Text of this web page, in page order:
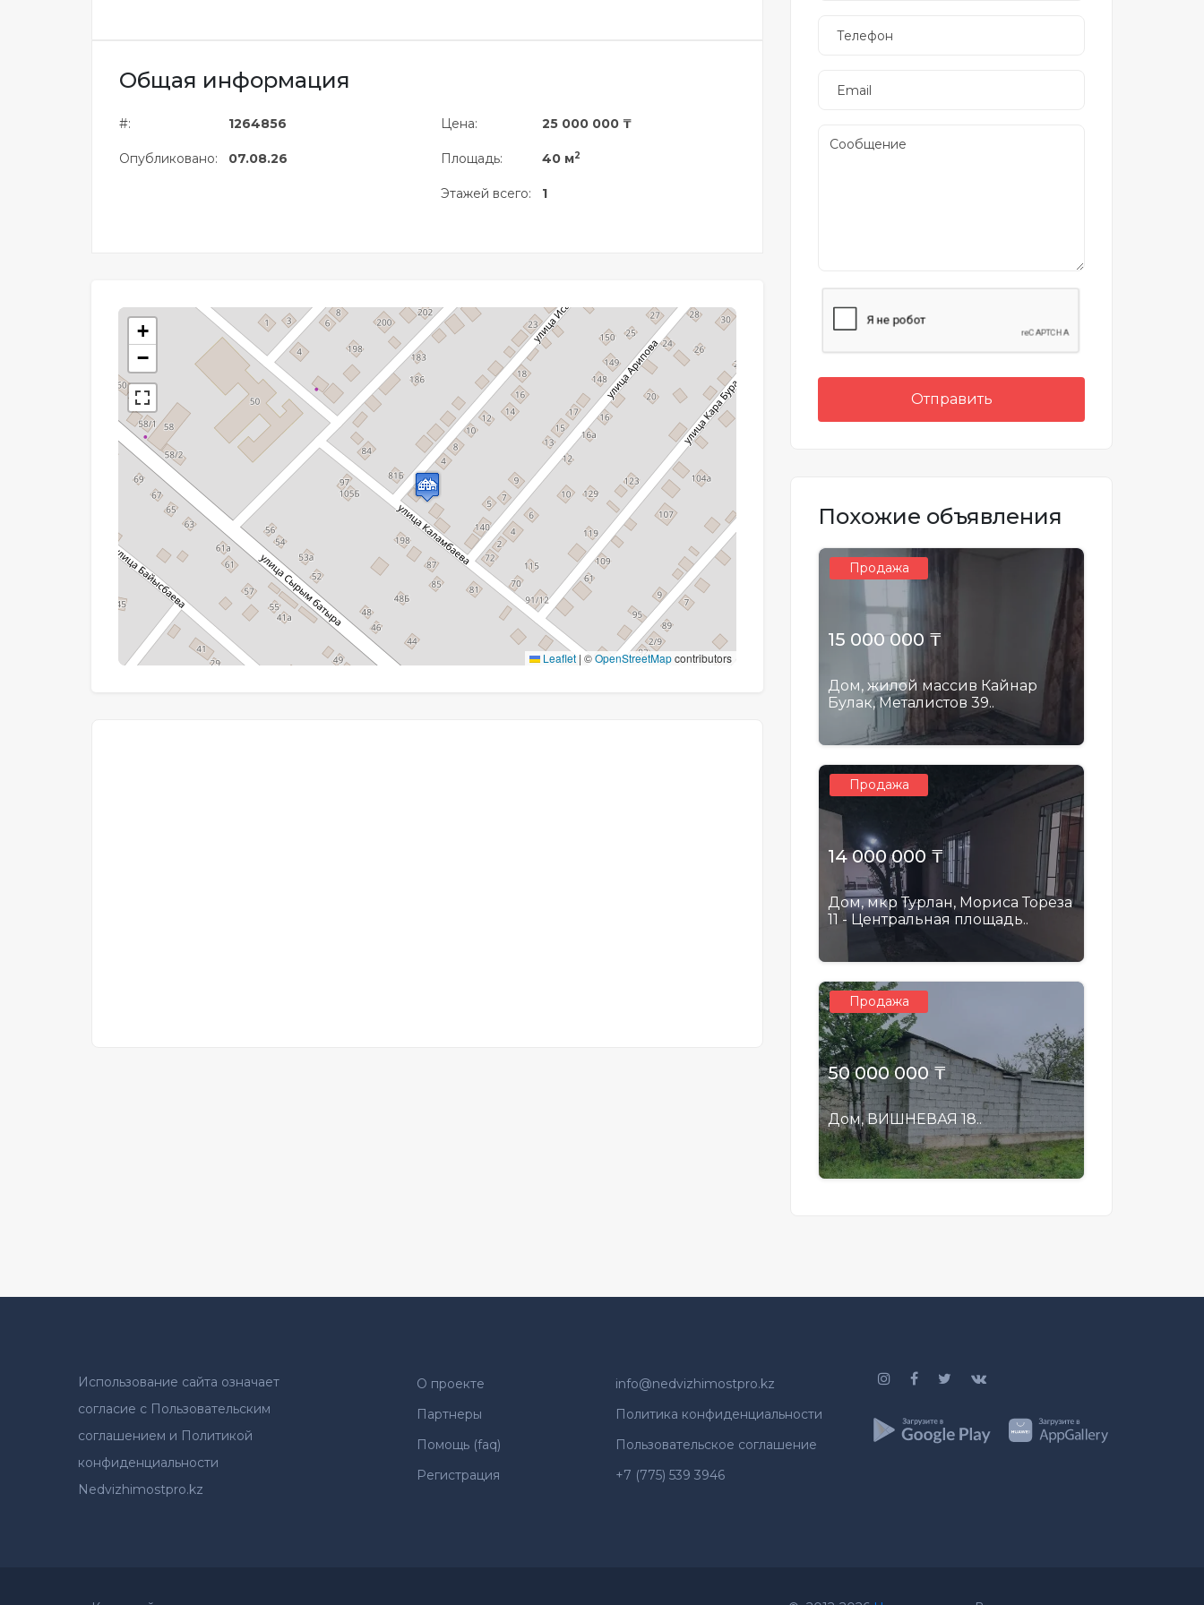
Общая информация
#:
Опубликовано:
1264856
07.08.26
Цена:
Площадь:
Этажей всего:
25 000 000 ₸
40 м2
1
+
−
Leaflet | ©OpenStreetMapcontributors
Отправить
Похожие объявления
Продажа
15 000 000 ₸
Дом, жилой массив Кайнар
Булак, Металистов 39..
Продажа
14 000 000 ₸
Дом, мкр Турлан, Мориса Тореза
11 - Центральная площадь..
Продажа
50 000 000 ₸
Дом, ВИШНЕВАЯ 18..
Использование сайта означает
согласие с Пользовательским
соглашением и Политикой
конфиденциальности
Nedvizhimostpro.kz
О проекте
Партнеры
Помощь (faq)
Регистрация
info@nedvizhimostpro.kz
Политика конфиденциальности
Пользовательское соглашение
+7 (775) 539 3946